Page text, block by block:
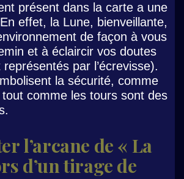
présent dans la carte a une
effet, la Lune, bienveillante,
de façon à vous
et à éclaircir vos doutes
par l’écrevisse).
la sécurité, comme
comme les tours sont des
l’arcane de « La
d’un tirage de